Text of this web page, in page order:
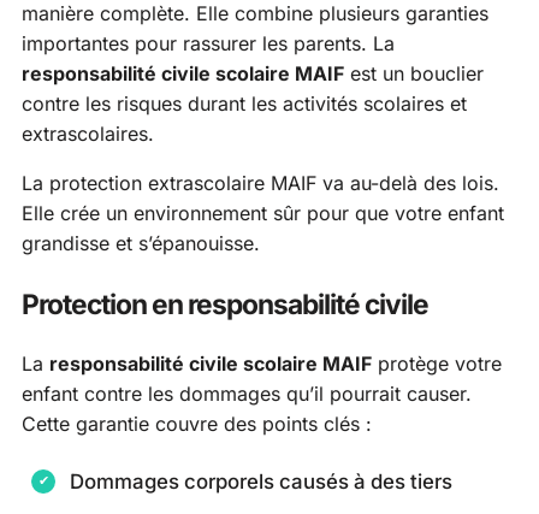
manière complète. Elle combine plusieurs garanties
importantes pour rassurer les parents. La
responsabilité civile scolaire MAIF est un bouclier
contre les risques durant les activités scolaires et
extrascolaires.
La protection extrascolaire MAIF va au-delà des lois.
Elle crée un environnement sûr pour que votre enfant
grandisse et s’épanouisse.
Protection en responsabilité civile
La responsabilité civile scolaire MAIF protège votre
enfant contre les dommages qu’il pourrait causer.
Cette garantie couvre des points clés :
Dommages corporels causés à des tiers